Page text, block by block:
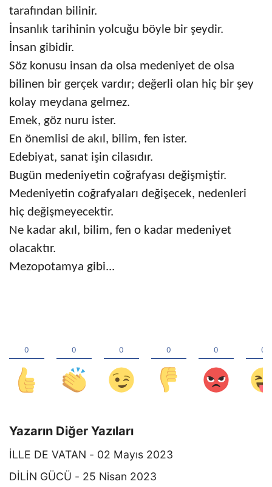
tarafından bilinir.
İnsanlık tarihinin yolcuğu böyle bir şeydir.
İnsan gibidir.
Söz konusu insan da olsa medeniyet de olsa
bilinen bir gerçek vardır; değerli olan hiç bir şey
kolay meydana gelmez.
Emek, göz nuru ister.
En önemlisi de akıl, bilim, fen ister.
Edebiyat, sanat işin cilasıdır.
Bugün medeniyetin coğrafyası değişmiştir.
Medeniyetin coğrafyaları değişecek, nedenleri
hiç değişmeyecektir.
Ne kadar akıl, bilim, fen o kadar medeniyet
olacaktır.
Mezopotamya gibi...
Yazarın Diğer Yazıları
İLLE DE VATAN - 02 Mayıs 2023
DİLİN GÜCÜ - 25 Nisan 2023